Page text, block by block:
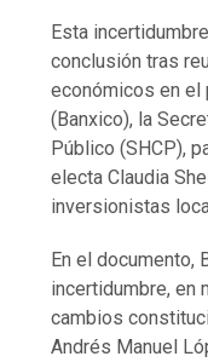
Esta
conclusión tras
económicos en el
(Banxico), la
Público (SHCP),
electa Claudia
inversionistas
En el documento,
incertidumbre, en
cambios
Andrés Manuel